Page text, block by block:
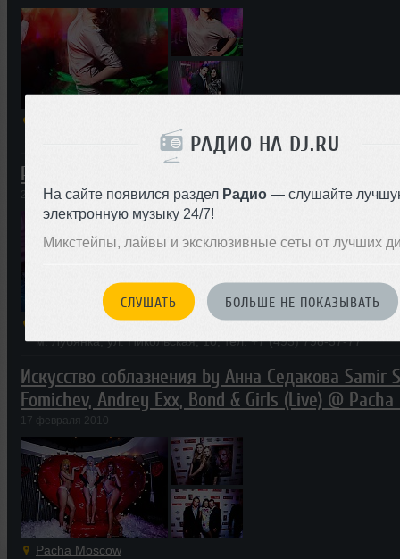
РАДИО НА DJ.RU
На сайте появился раздел Радио — слушайте
электронную музыку 24/7!
Микстейпы, лайвы и эксклюзивные сеты от лучших
СЛУШАТЬ БОЛЬШЕ НЕ ПОКАЗЫВАТЬ
м. Лубянка, ул. Никольская, 10, тел. +7 (495) 798-57-77
Pure White@Pacha Moscow
22 апреля 2010
Pacha Moscow
м. Лубянка, ул. Никольская, 10, тел. +7 (495) 798-57-77
Искусство соблазнения by Анна Седакова Samir
Fomichev, Andrey Exx, Bond & Girls (Live) @
17 февраля 2010
Pacha Moscow